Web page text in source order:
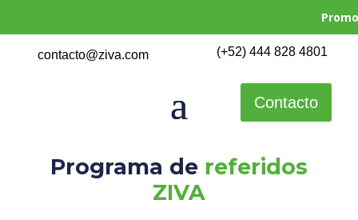
contacto@ziva.com (+52) 444 828 4801
Contacto
Programa de referidos
ZIVA